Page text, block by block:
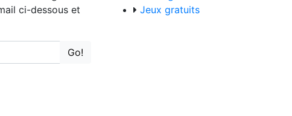
ci-dessous et
Go!
Jeux gratuits